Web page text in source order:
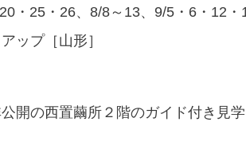
・25・26、8/8～13、9/5・6・12・
ップ［山形］
開の西置繭所２階のガイド付き見